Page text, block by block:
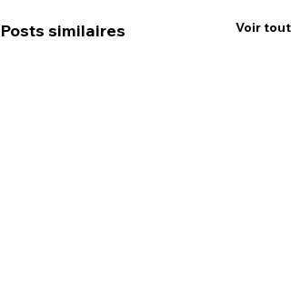
Posts similaires Voir tout